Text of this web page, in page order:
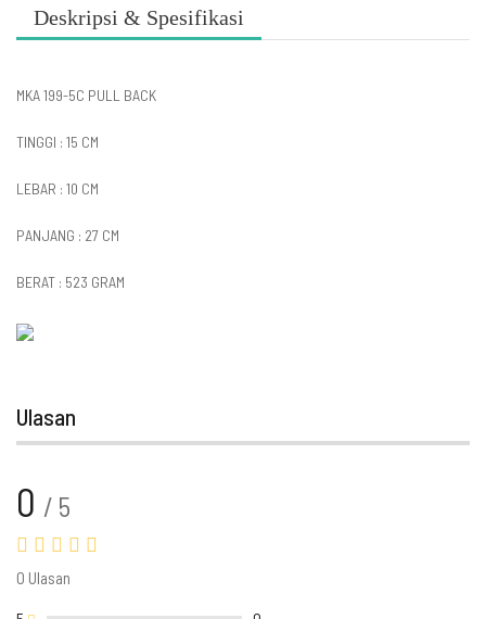
Deskripsi & Spesifikasi
MKA 199-5C PULL BACK
TINGGI : 15 CM
LEBAR : 10 CM
PANJANG : 27 CM
BERAT : 523 GRAM
Ulasan
0 / 5
0 Ulasan